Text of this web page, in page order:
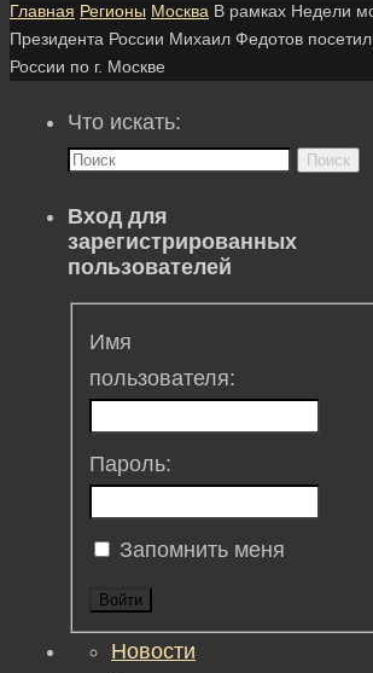
Главная Регионы Москва В рамках Недели
Президента России Михаил Федотов
России по г. Москве
Что искать:
Поиск
Вход для
зарегистрированных
пользователей
Имя
пользователя:
Пароль:
Запомнить меня
Войти
Новости